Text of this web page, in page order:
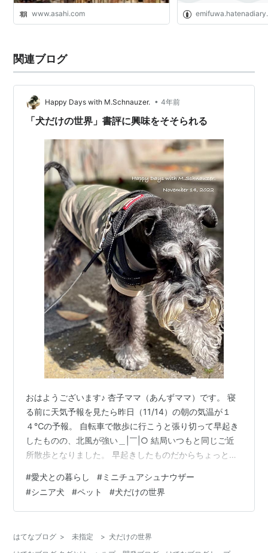
www.asahi.com
関連ブログ
Happy Days with M.Schnauzer. • 4年前
「犬だけの世界」書評に興味をそそられる
おはようございます♪ 杏子ママ（あんずママ）です。 寝
る前に天気予報を見たら昨日（11/14）の朝の気温が１
４℃の予報。 自転車で散歩に行こうと張り切って早起き
したものの、北風が強い＿|￣|○ 結局いつもと同じご近
所散歩となりました。 早起きしたものだからちょっと時
していたらこんな投稿を発見しました。 犬好きからみた
ら、読みたくなる内容です。 うーん、悩む。紙かKindle
か。 huyukiitoichi.hatenadiary.jp ここはご近所には珍し
る飼い主 昨日の散歩は、朝、昼、夕方…
#愛犬との暮らし #ミニチュアシュナウザー
#シニア犬 #ペット #犬だけの世界
はてなブログ > 未指定 > 犬だけの世界